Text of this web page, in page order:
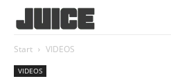
Start VIDEOS
VIDEOS